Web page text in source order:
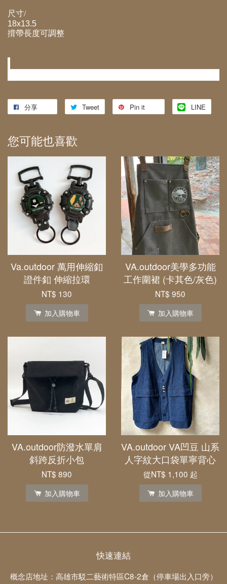
尺寸/
18x13.5
揹帶長度可調整
分享 Tweet Pin it LINE
您可能也喜歡
Va.outdoor 萬用伸縮釦
證件釦 伸縮拉環
NT$ 130
加入購物車
VA.outdoor美學多功能
工作圍裙 (卡其色/灰色)
NT$ 950
加入購物車
VA.outdoor防潑水單肩
斜跨反折小包
NT$ 890
加入購物車
VA.outdoor VA凹豆 山系
人字紋大口袋單寧背心
從NT$ 1,100 起
加入購物車
快速連結
概念店地址：高雄市駁二藝術特區C8-2倉（停車場出入口旁）